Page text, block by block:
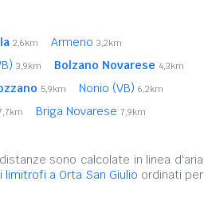
2,6km Armeno 3,2km
3,9km Bolzano Novarese 4,3km
5,9km Nonio (VB) 6,2km
Briga Novarese 7,9km
sono calcolate in linea d'aria
limitrofi a Orta San Giulio ordinati per